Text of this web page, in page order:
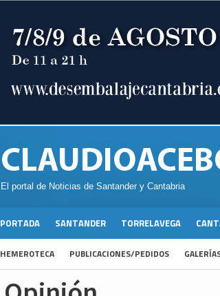
El portal de Noticias de Santander y Cantabria
PORTADA SANTANDER TORRELAVEGA
HEMEROTECA PUBLICACIONES/PEDIDOS